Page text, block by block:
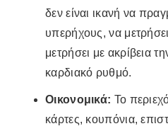
δεν είναι ικανή να
υπερήχους, να
μετρήσει με ακρίβεια
καρδιακό ρυθμό.
Οικονομικά: Το
κάρτες, κουπόνια,